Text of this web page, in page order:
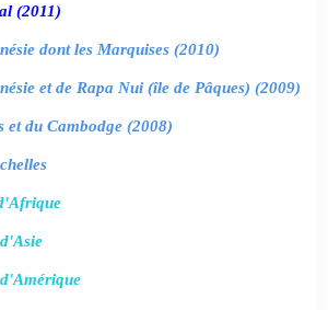
(2011)
dont les Marquises (2010)
et de Rapa Nui (île de Pâques) (2009)
et du Cambodge (2008)